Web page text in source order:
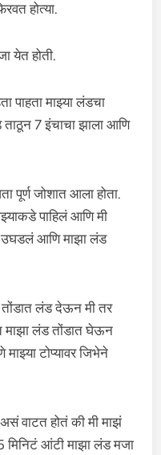
होत्या.
येत होती.
पाहता माझ्या लंडचा
ताठून 7 इंचाचा झाला आणि
पूर्ण जोशात आला होता.
पाहिलं आणि मी
उघडलं आणि माझा लंड
लंड देऊन मी तर
लंड तोंडात घेऊन
माझ्या टोप्यावर जिभेने
वाटत होतं की मी माझं
मिनिटं आंटी माझा लंड मजा